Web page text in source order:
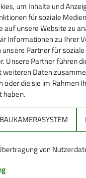
der schlechten
des Alpenvereins
16. September,
das
Säge
danach in
Nach der Gipfelrast
um Inhalte und
für soziale
auf unsere Website zu
Informationen zu Ihrer
Partner für
Unsere Partner führen
Daten
oder die sie im Rahmen
haben.
BAUKAMERASYSTEM
von